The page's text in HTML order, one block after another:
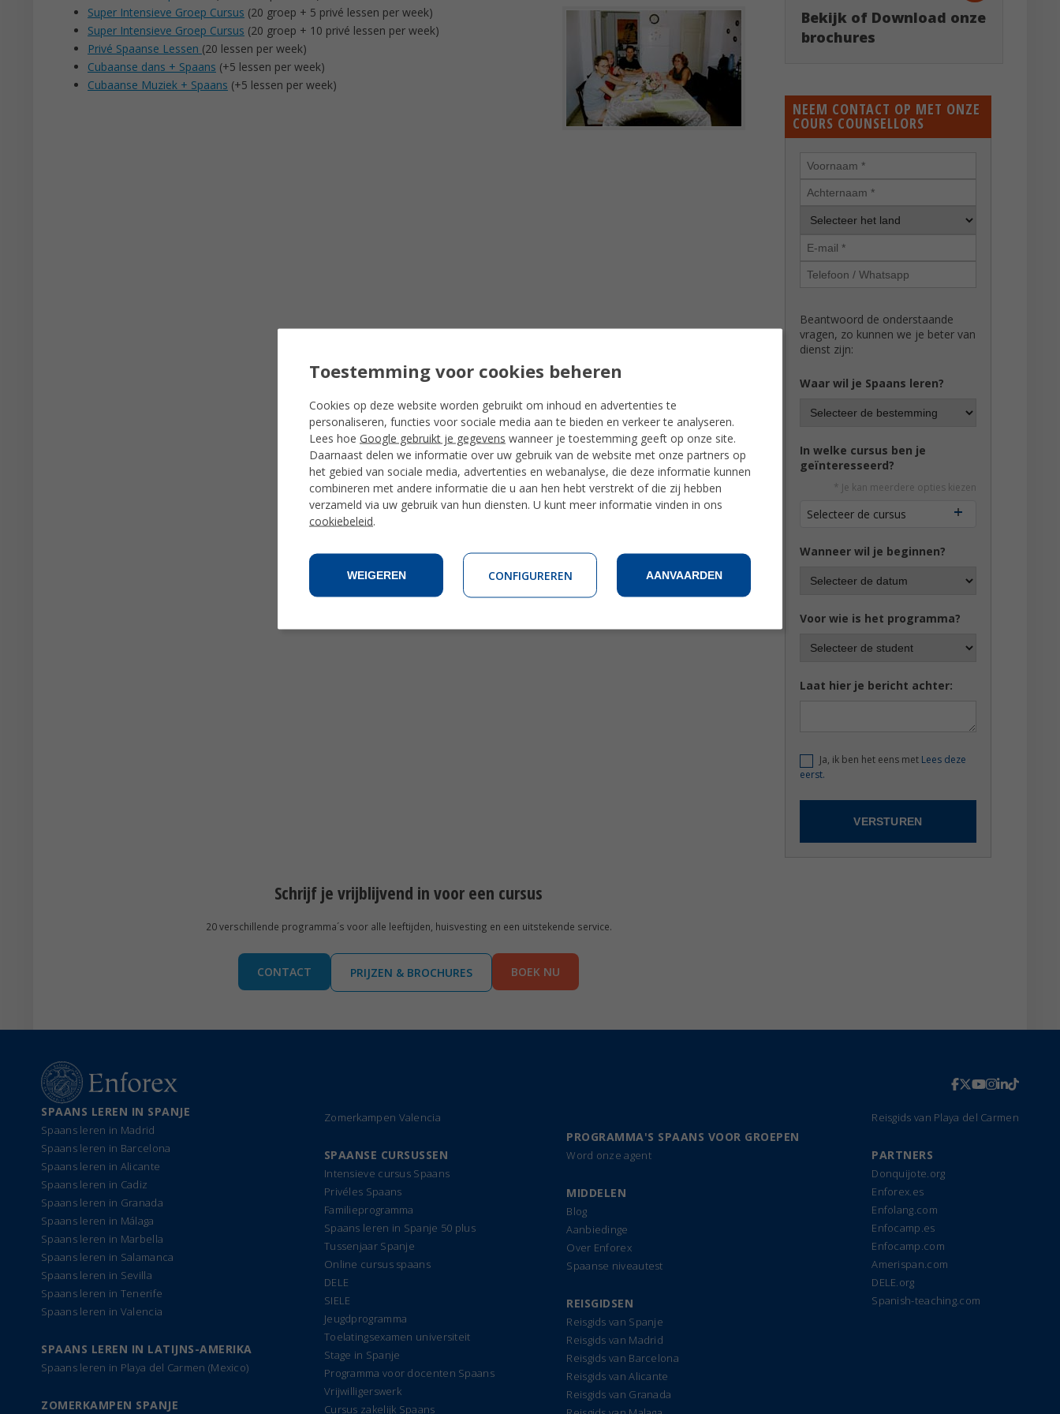
Super Intensieve Groep Cursus (20 groep + 5 privé lessen per week)
Super Intensieve Groep Cursus (20 groep + 10 privé lessen per week)
Privé Spaanse Lessen (20 lessen per week)
Cubaanse dans + Spaans (+5 lessen per week)
Cubaanse Muziek + Spaans (+5 lessen per week)
Bekijk of Download onze
brochures
NEEM CONTACT OP MET ONZE
COURS COUNSELLORS
Beantwoord de onderstaande
vragen, zo kunnen we je beter van
dienst zijn:
Waar wil je Spaans leren?
In welke cursus ben je
geïnteresseerd?
* Je kan meerdere opties kiezen
Selecteer de cursus
Wanneer wil je beginnen?
Voor wie is het programma?
Laat hier je bericht achter:
Ja, ik ben het eens met Lees deze
eerst.
Schrijf je vrijblijvend in voor een cursus
20 verschillende programma´s voor alle leeftijden, huisvesting en een uitstekende service.
CONTACT PRIJZEN & BROCHURES BOEK NU
SPAANS LEREN IN SPANJE
Spaans leren in Madrid
Spaans leren in Barcelona
Spaans leren in Alicante
Spaans leren in Cadiz
Spaans leren in Granada
Spaans leren in Málaga
Spaans leren in Marbella
Spaans leren in Salamanca
Spaans leren in Sevilla
Spaans leren in Tenerife
Spaans leren in Valencia
SPAANS LEREN IN LATIJNS-AMERIKA
Spaans leren in Playa del Carmen (Mexico)
ZOMERKAMPEN SPANJE
Zomerkampen Valencia
SPAANSE CURSUSSEN
Intensieve cursus Spaans
Privéles Spaans
Familieprogramma
Spaans leren in Spanje 50 plus
Tussenjaar Spanje
Online cursus spaans
DELE
SIELE
Jeugdprogramma
Toelatingsexamen universiteit
Stage in Spanje
Programma voor docenten Spaans
Vrijwilligerswerk
Cursus zakelijk Spaans
PROGRAMMA'S SPAANS VOOR GROEPEN
Word onze agent
MIDDELEN
Blog
Aanbiedinge
Over Enforex
Spaanse niveautest
REISGIDSEN
Reisgids van Spanje
Reisgids van Madrid
Reisgids van Barcelona
Reisgids van Alicante
Reisgids van Granada
Reisgids van Playa del Carmen
PARTNERS
Donquijote.org
Enforex.es
Enfolang.com
Enfocamp.es
Enfocamp.com
Amerispan.com
DELE.org
Spanish-teaching.com
Toestemming voor cookies beheren
Cookies op deze website worden gebruikt om inhoud en advertenties te
personaliseren, functies voor sociale media aan te bieden en verkeer te analyseren.
Lees hoe Google gebruikt je gegevens wanneer je toestemming geeft op onze site.
Daarnaast delen we informatie over uw gebruik van de website met onze partners op
het gebied van sociale media, advertenties en webanalyse, die deze informatie kunnen
combineren met andere informatie die u aan hen hebt verstrekt of die zij hebben
verzameld via uw gebruik van hun diensten. U kunt meer informatie vinden in ons
cookiebeleid.
WEIGEREN CONFIGUREREN AANVAARDEN